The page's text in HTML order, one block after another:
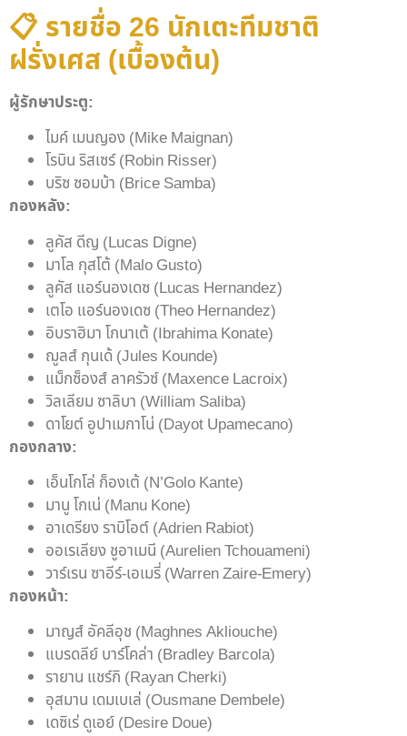
📋 รายชื่อ 26 นักเตะทีมชาติ
ฝรั่งเศส (เบื้องต้น)
ผู้รักษาประตู:
ไมค์ เมนญอง (Mike Maignan)
โรบิน ริสเซร์ (Robin Risser)
บริซ ซอมบ้า (Brice Samba)
กองหลัง:
ลูคัส ดีญ (Lucas Digne)
มาโล กุสโต้ (Malo Gusto)
ลูคัส แอร์นองเดซ (Lucas Hernandez)
เตโอ แอร์นองเดซ (Theo Hernandez)
อิบราฮิมา โกนาเต้ (Ibrahima Konate)
ฌูลส์ กุนเด้ (Jules Kounde)
แม็กซ็องส์ ลาครัวซ์ (Maxence Lacroix)
วิลเลียม ซาลิบา (William Saliba)
ดาโยต์ อูปาเมกาโน่ (Dayot Upamecano)
กองกลาง:
เอ็นโกโล่ ก็องเต้ (N’Golo Kante)
มานู โกเน่ (Manu Kone)
อาเดรียง ราบิโอต์ (Adrien Rabiot)
ออเรเลียง ชูอาเมนี (Aurelien Tchouameni)
วาร์เรน ซาอีร์-เอเมรี่ (Warren Zaire-Emery)
กองหน้า:
มาญส์ อัคลีอุช (Maghnes Akliouche)
แบรดลีย์ บาร์โคล่า (Bradley Barcola)
รายาน แชร์กิ (Rayan Cherki)
อุสมาน เดมเบเล่ (Ousmane Dembele)
เดซิเร่ ดูเอย์ (Desire Doue)